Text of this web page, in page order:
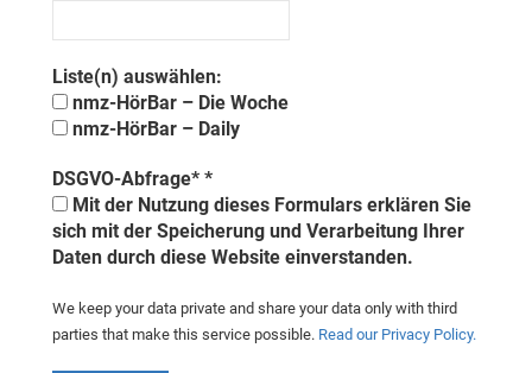
Liste(n) auswählen:
nmz-HörBar – Die Woche
nmz-HörBar – Daily
DSGVO-Abfrage* *
Mit der Nutzung dieses Formulars erklären Sie
sich mit der Speicherung und Verarbeitung Ihrer
Daten durch diese Website einverstanden.
We keep your data private and share your data only with third
parties that make this service possible. Read our Privacy Policy.